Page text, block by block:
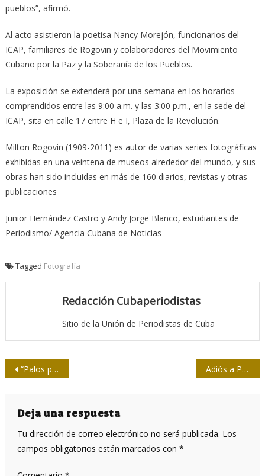
pueblos”, afirmó.
Al acto asistieron la poetisa Nancy Morejón, funcionarios del
ICAP, familiares de Rogovin y colaboradores del Movimiento
Cubano por la Paz y la Soberanía de los Pueblos.
La exposición se extenderá por una semana en los horarios
comprendidos entre las 9:00 a.m. y las 3:00 p.m., en la sede del
ICAP, sita en calle 17 entre H e I, Plaza de la Revolución.
Milton Rogovin (1909-2011) es autor de varias series fotográficas
exhibidas en una veintena de museos alrededor del mundo, y sus
obras han sido incluidas en más de 160 diarios, revistas y otras
publicaciones
Junior Hernández Castro y Andy Jorge Blanco, estudiantes de
Periodismo/ Agencia Cubana de Noticias
Tagged Fotografía
Redacción Cubaperiodistas
Sitio de la Unión de Periodistas de Cuba
Navegación
entradas
“Palos porque bogas…” Adiós a Pepe Lobón, camarógrafo de la Revolución
Deja una respuesta
Tu dirección de correo electrónico no será publicada. Los
campos obligatorios están marcados con *